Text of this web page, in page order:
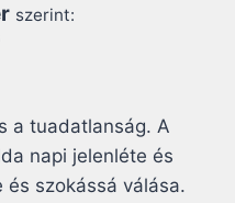
szerint:
a tuadatlanság. A
napi jelenléte és
és szokássá válása.